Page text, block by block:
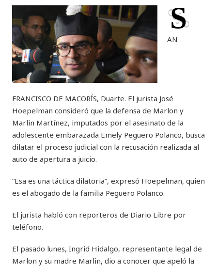
S
AN
FRANCISCO DE MACORÍS, Duarte. El jurista José
Hoepelman consideró que la defensa de Marlon y
Marlin Martínez, imputados por el asesinato de la
adolescente embarazada Emely Peguero Polanco, busca
dilatar el proceso judicial con la recusación realizada al
auto de apertura a juicio.
“Esa es una táctica dilatoria”, expresó Hoepelman, quien
es el abogado de la familia Peguero Polanco.
El jurista habló con reporteros de Diario Libre por
teléfono.
El pasado lunes, Ingrid Hidalgo, representante legal de
Marlon y su madre Marlin, dio a conocer que apeló la